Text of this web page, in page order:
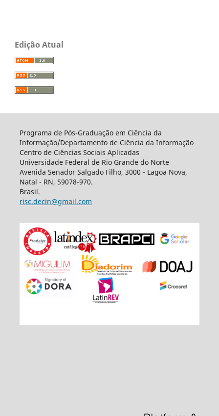
Edição Atual
Programa de Pós-Graduação em Ciência da
Informação/Departamento de Ciência da Informação
Centro de Ciências Sociais Aplicadas
Universidade Federal de Rio Grande do Norte
Avenida Senador Salgado Filho, 3000 - Lagoa Nova,
Natal - RN, 59078-970.
Brasil.
risc.decin@gmail.com